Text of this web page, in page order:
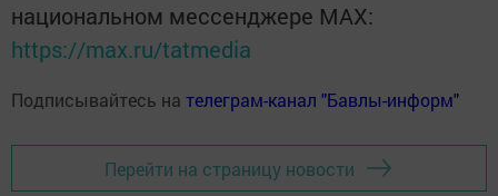
национальном мессенджере MАХ:
https://max.ru/tatmedia
Подписывайтесь на телеграм-канал "Бавлы-информ"
Перейти на страницу новости